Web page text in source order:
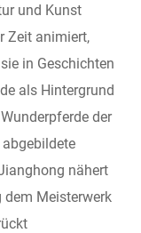
und Kunst
Zeit animiert,
in Geschichten
als Hintergrund
der
nähert
Meisterwerk